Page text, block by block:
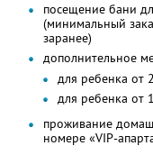
посещение бани
(минимальный
заранее)
дополнительное
для ребенка от
для ребенка от
проживание
номере «VIP-